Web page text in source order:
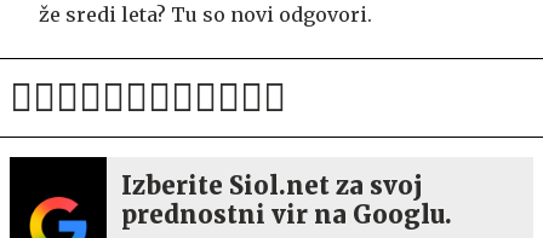
že sredi leta? Tu so novi odgovori.
Izberite Siol.net za svoj
prednostni vir na Googlu.